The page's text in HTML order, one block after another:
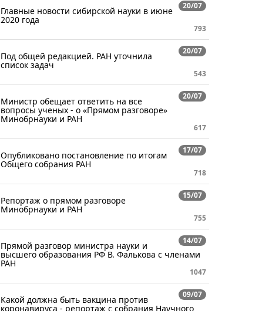
20/07
Главные новости сибирской науки в июне
2020 года
793
20/07
Под общей редакцией. РАН уточнила
список задач
543
20/07
Министр обещает ответить на все
вопросы ученых - о «Прямом разговоре»
Минобрнауки и РАН
617
17/07
Опубликовано постановление по итогам
Общего собрания РАН
718
15/07
Репортаж о прямом разговоре
Минобрнауки и РАН
755
14/07
Прямой разговор министра науки и
высшего образования РФ В. Фалькова с членами
РАН
1047
09/07
Какой должна быть вакцина против
коронавируса - репортаж с собрания Научного